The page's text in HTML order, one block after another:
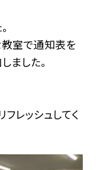
教室で通知表を
ました。
レッシュしてく